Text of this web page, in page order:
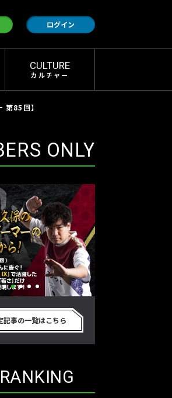
ログイン
CULTURE
カルチャー
第85回】
ONLY
躍した若手の強さは
ゃないから説明しま
記事の一覧はこちら